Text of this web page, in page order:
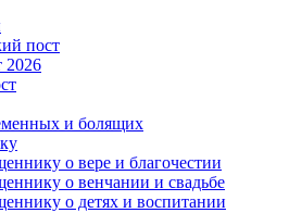
пост
2026
и болящих
о вере и благочестии
о венчании и свадьбе
о детях и воспитании